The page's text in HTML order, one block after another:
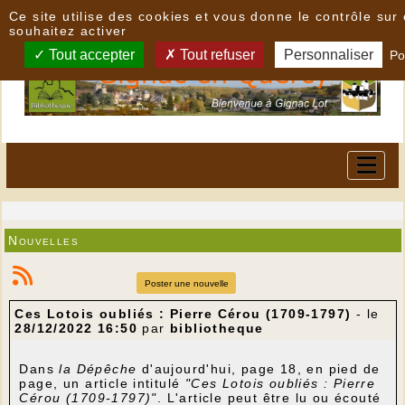
Nouvelles
Poster une nouvelle
Ces Lotois oubliés : Pierre Cérou (1709-1797) - le
28/12/2022 16:50 par bibliotheque
Dansla Dépêche d'aujourd'hui, page 18, en pied de
page, un article intitulé "Ces Lotois oubliés : Pierre
Cérou (1709-1797)". L'article peut être lu ou écouté
Ce site utilise des cookies et vous donne le contrôle sur
souhaitez activer
Tout accepter Tout refuser Personnaliser